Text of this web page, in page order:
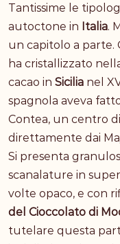
Tantissime le
autoctone in Italia.
un capitolo a parte.
ha cristallizzato
cacao in Sicilia nel
spagnola aveva
Contea, un centro
direttamente dai
Si presenta
scanalature in
volte opaco, e con
del Cioccolato di
tutelare questa